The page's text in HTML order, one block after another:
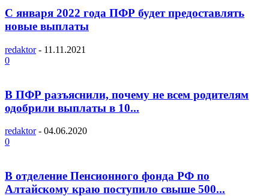
С января 2022 года ПФР будет предоставлять
новые выплаты
redaktor - 11.11.2021
0
В ПФР разъяснили, почему не всем родителям
одобрили выплаты в 10...
redaktor - 04.06.2020
0
В отделение Пенсионного фонда РФ по
Алтайскому краю поступило свыше 500...